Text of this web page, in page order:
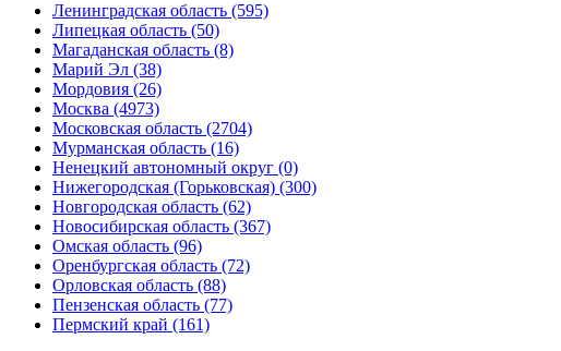
Ленинградская область (595)
Липецкая область (50)
Магаданская область (8)
Марий Эл (38)
Мордовия (26)
Москва (4973)
Московская область (2704)
Мурманская область (16)
Ненецкий автономный округ (0)
Нижегородская (Горьковская) (300)
Новгородская область (62)
Новосибирская область (367)
Омская область (96)
Оренбургская область (72)
Орловская область (88)
Пензенская область (77)
Пермский край (161)